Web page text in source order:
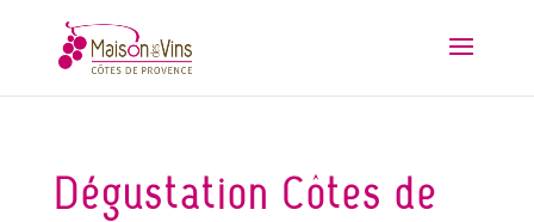
Dégustation Côtes de